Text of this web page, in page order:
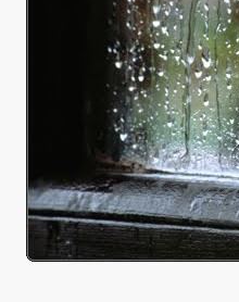
-EDUCACIÓN -
POESÍA ORIENTAL
EROTICA , SUGESTIVA
, DESOLACIÓN Y